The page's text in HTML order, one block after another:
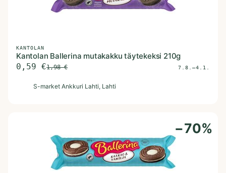
KANTOLAN
Kantolan Ballerina mutakakku täytekeksi 210g
0,59 €1,98€ 7.8.–4.1.
S-market Ankkuri Lahti, Lahti
−70%